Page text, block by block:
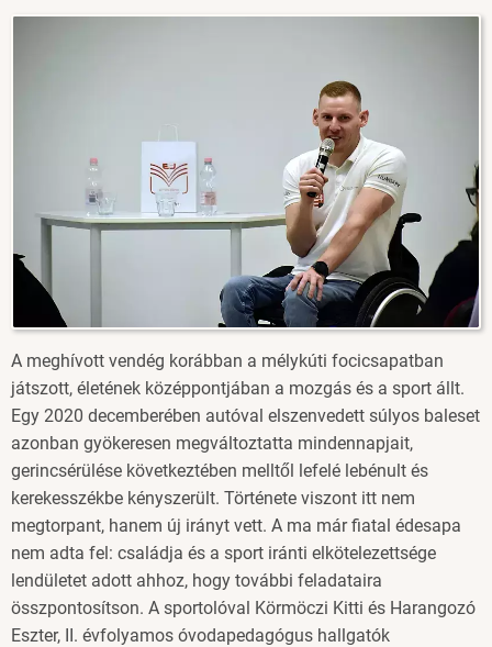
A meghívott vendég korábban a mélykúti focicsapatban
játszott, életének középpontjában a mozgás és a sport állt.
Egy 2020 decemberében autóval elszenvedett súlyos baleset
azonban gyökeresen megváltoztatta mindennapjait,
gerincsérülése következtében melltől lefelé lebénult és
kerekesszékbe kényszerült. Története viszont itt nem
megtorpant, hanem új irányt vett. A ma már fiatal édesapa
nem adta fel: családja és a sport iránti elkötelezettsége
lendületet adott ahhoz, hogy további feladataira
összpontosítson. A sportolóval Körmöczi Kitti és Harangozó
Eszter, II. évfolyamos óvodapedagógus hallgatók